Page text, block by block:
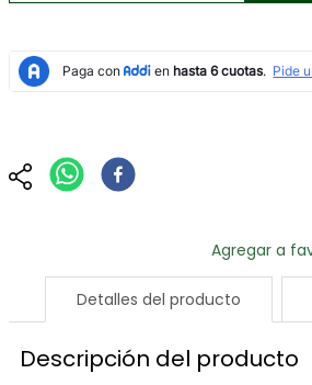
Detalles del producto
Descripción del producto